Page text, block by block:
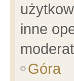
inne
Góra